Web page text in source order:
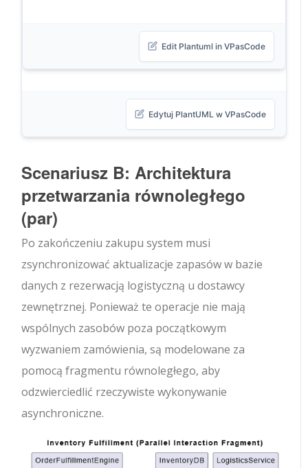
Edit Plantuml in VPasCode
Edytuj PlantUML w VPasCode
Scenariusz B: Architektura
przetwarzania równoległego
(par)
Po zakończeniu zakupu system musi
zsynchronizować aktualizacje zapasów w bazie
danych z rezerwacją logistyczną u dostawcy
zewnętrznej. Ponieważ te operacje nie mają
wspólnych zasobów poza początkowym
wyzwaniem zamówienia, są modelowane za
pomocą fragmentu równoległego, aby
odzwierciedlić rzeczywiste wykonywanie
asynchroniczne.